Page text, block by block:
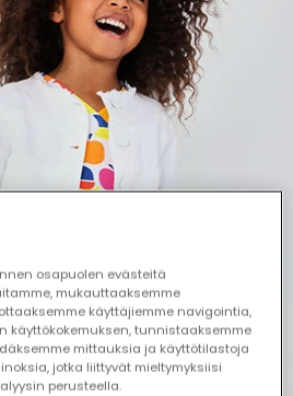
Start order
osapuolen evästeitä
mukauttaaksemme
käyttäjiemme navigointia,
käyttökokemuksen, tunnistaaksemme
mittauksia ja käyttötilastoja
jotka liittyvät mieltymyksiisi
perusteella.